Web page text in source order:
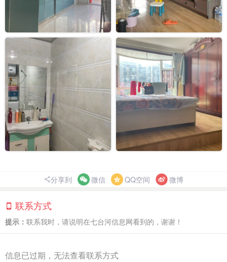
分享到 微信 QQ空间 微博
联系方式
提示： 联系我时，请说明在七台河信息网看到的，谢谢！
信息已过期，无法查看联系方式